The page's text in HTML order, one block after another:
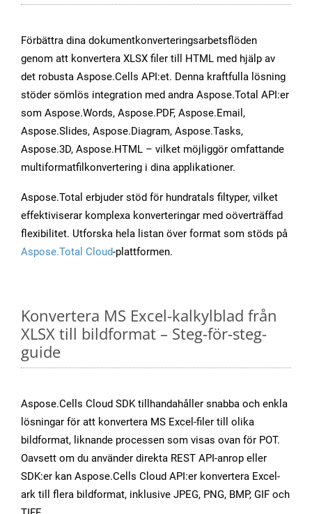
Förbättra dina dokumentkonverteringsarbetsflöden
genom att konvertera XLSX filer till HTML med hjälp av
det robusta Aspose.Cells API:et. Denna kraftfulla lösning
stöder sömlös integration med andra Aspose.Total API:er
som Aspose.Words, Aspose.PDF, Aspose.Email,
Aspose.Slides, Aspose.Diagram, Aspose.Tasks,
Aspose.3D, Aspose.HTML – vilket möjliggör omfattande
multiformatfilkonvertering i dina applikationer.
Aspose.Total erbjuder stöd för hundratals filtyper, vilket
effektiviserar komplexa konverteringar med oöverträffad
flexibilitet. Utforska hela listan över format som stöds på
Aspose.Total Cloud-plattformen.
Konvertera MS Excel-kalkylblad från
XLSX till bildformat – Steg-för-steg-
guide
Aspose.Cells Cloud SDK tillhandahåller snabba och enkla
lösningar för att konvertera MS Excel-filer till olika
bildformat, liknande processen som visas ovan för POT.
Oavsett om du använder direkta REST API-anrop eller
SDK:er kan Aspose.Cells Cloud API:er konvertera Excel-
ark till flera bildformat, inklusive JPEG, PNG, BMP, GIF och